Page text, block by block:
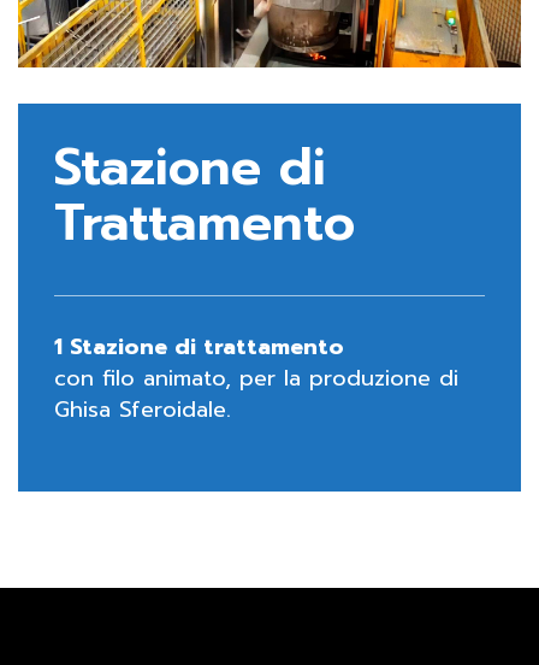
Stazione di
Trattamento
1 Stazione di trattamento
con filo animato, per la produzione di
Ghisa Sferoidale.